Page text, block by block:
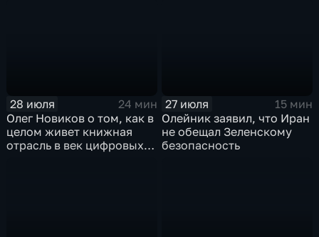
28 июля
24 мин
Олег Новиков о том, как в
целом живет книжная
отрасль в век цифровых
27 июля
15 мин
Олейник заявил, что Иран
не обещал Зеленскому
безопасность